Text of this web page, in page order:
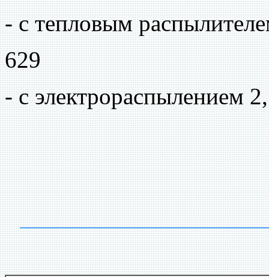
- с тепловым
629
- с электрораспылением